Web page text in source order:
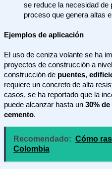
se reduce la necesidad de
proceso que genera altas
Ejemplos de aplicación
El uso de ceniza volante se ha
proyectos de construcción a
construcción de puentes,
requiere un concreto de alta
casos, se ha reportado que la
puede alcanzar hasta un 30%
cemento.
Recomendado: Cómo
Colombia